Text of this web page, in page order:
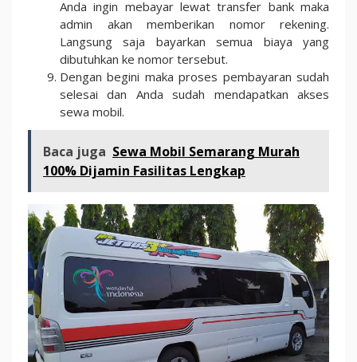
Anda ingin mebayar lewat transfer bank maka
admin akan memberikan nomor rekening.
Langsung saja bayarkan semua biaya yang
dibutuhkan ke nomor tersebut.
Dengan begini maka proses pembayaran sudah
selesai dan Anda sudah mendapatkan akses
sewa mobil.
Baca juga Sewa Mobil Semarang Murah
100% Dijamin Fasilitas Lengkap